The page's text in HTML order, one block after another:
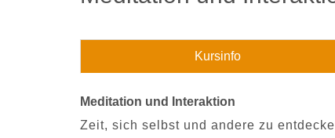
Kursinfo
Meditation und Interaktion
Zeit, sich selbst und andere zu